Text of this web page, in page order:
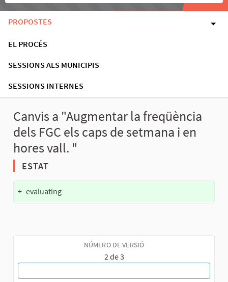
PROPOSTES
EL PROCÉS
SESSIONS ALS MUNICIPIS
SESSIONS INTERNES
Canvis a "Augmentar la freqüència
dels FGC els caps de setmana i en
hores vall. "
ESTAT
+ evaluating
NÚMERO DE VERSIÓ
2 de 3